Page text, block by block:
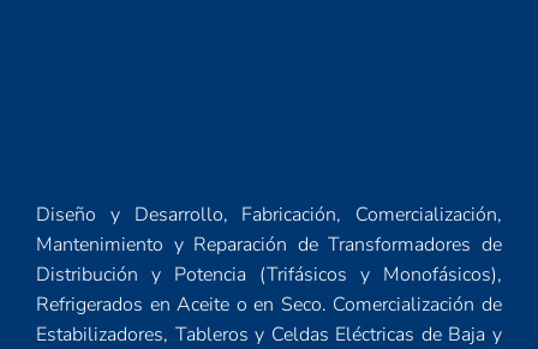
Diseño y Desarrollo, Fabricación, Comercialización,
Mantenimiento y Reparación de Transformadores de
Distribución y Potencia (Trifásicos y Monofásicos),
Refrigerados en Aceite o en Seco. Comercialización de
Estabilizadores, Tableros y Celdas Eléctricas de Baja y